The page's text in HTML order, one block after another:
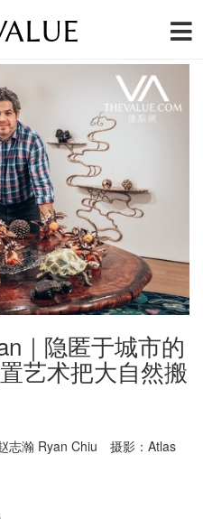
｜隐匿于城市的
艺术把大自然搬
志瀚 Ryan Chiu 摄影：Atlas